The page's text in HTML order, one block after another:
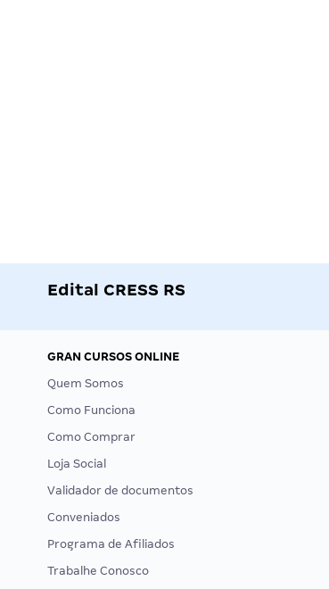
Edital CRESS RS
GRAN CURSOS ONLINE
Quem Somos
Como Funciona
Como Comprar
Loja Social
Validador de documentos
Conveniados
Programa de Afiliados
Trabalhe Conosco